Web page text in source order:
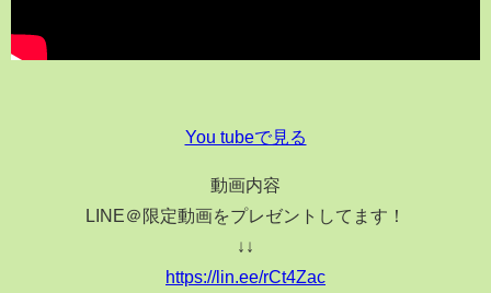
You tubeで見る
動画内容
LINE＠限定動画をプレゼントしてます！
↓↓
https://lin.ee/rCt4Zac